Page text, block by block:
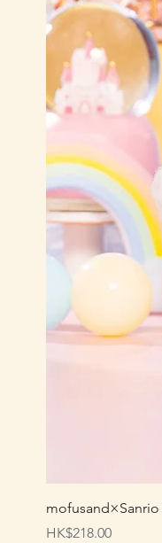
mofusand×Sanrio
價格
HK$218.00